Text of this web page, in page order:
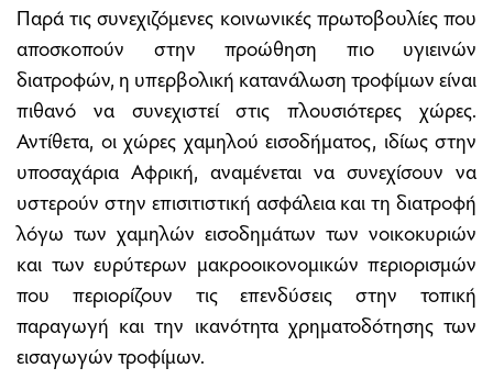
Παρά τις συνεχιζόμενες κοινωνικές πρωτοβουλίες που
αποσκοπούν στην προώθηση πιο υγιεινών
διατροφών, η υπερβολική κατανάλωση τροφίμων είναι
πιθανό να συνεχιστεί στις πλουσιότερες χώρες.
Αντίθετα, οι χώρες χαμηλού εισοδήματος, ιδίως στην
υποσαχάρια Αφρική, αναμένεται να συνεχίσουν να
υστερούν στην επισιτιστική ασφάλεια και τη διατροφή
λόγω των χαμηλών εισοδημάτων των νοικοκυριών
και των ευρύτερων μακροοικονομικών περιορισμών
που περιορίζουν τις επενδύσεις στην τοπική
παραγωγή και την ικανότητα χρηματοδότησης των
εισαγωγών τροφίμων.